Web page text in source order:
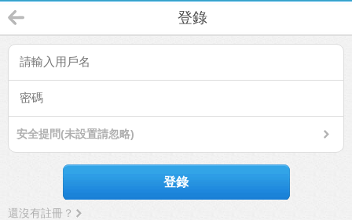
登錄
安全提問(未設置請忽略)
登錄
還沒有註冊？